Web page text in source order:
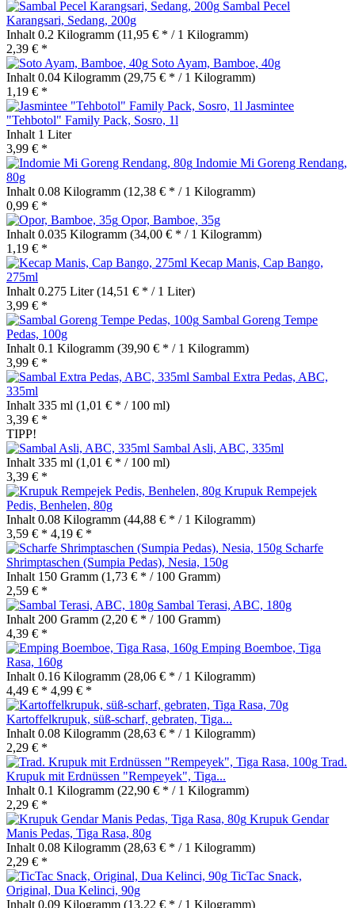
Sambal Pecel
Karangsari, Sedang, 200g
Inhalt 0.2 Kilogramm (11,95 € * / 1 Kilogramm)
2,39 € *
Soto Ayam, Bamboe, 40g
Inhalt 0.04 Kilogramm (29,75 € * / 1 Kilogramm)
1,19 € *
Jasmintee
"Tehbotol" Family Pack, Sosro, 1l
Inhalt 1 Liter
3,99 € *
Indomie Mi Goreng Rendang,
80g
Inhalt 0.08 Kilogramm (12,38 € * / 1 Kilogramm)
0,99 € *
Opor, Bamboe, 35g
Inhalt 0.035 Kilogramm (34,00 € * / 1 Kilogramm)
1,19 € *
Kecap Manis, Cap Bango,
275ml
Inhalt 0.275 Liter(14,51 € * / 1 Liter)
3,99 € *
Sambal Goreng Tempe
Pedas, 100g
Inhalt 0.1 Kilogramm (39,90 € * / 1 Kilogramm)
3,99 € *
Sambal Extra Pedas, ABC,
335ml
Inhalt 335 ml (1,01 € * / 100 ml)
3,39 € *
TIPP!
Sambal Asli, ABC, 335ml
Inhalt 335 ml (1,01 € * / 100 ml)
3,39 € *
Krupuk Rempejek
Pedis, Benhelen, 80g
Inhalt 0.08 Kilogramm (44,88 € * / 1 Kilogramm)
3,59 € * 4,19 € *
Scharfe
Shrimptaschen (Sumpia Pedas), Nesia, 150g
Inhalt 150 Gramm (1,73 € * / 100 Gramm)
2,59 € *
Sambal Terasi, ABC, 180g
Inhalt 200 Gramm (2,20 € * / 100 Gramm)
4,39 € *
Emping Boemboe, Tiga
Rasa, 160g
Inhalt 0.16 Kilogramm (28,06 € * / 1 Kilogramm)
4,49 € * 4,99 € *
Kartoffelkrupuk, süß-scharf, gebraten, Tiga...
Inhalt 0.08 Kilogramm (28,63 € * / 1 Kilogramm)
2,29 € *
Trad.
Krupuk mit Erdnüssen "Rempeyek", Tiga...
Inhalt 0.1 Kilogramm (22,90 € * / 1 Kilogramm)
2,29 € *
Krupuk Gendar
Manis Pedas, Tiga Rasa, 80g
Inhalt 0.08 Kilogramm (28,63 € * / 1 Kilogramm)
2,29 € *
TicTac Snack,
Original, Dua Kelinci, 90g
Inhalt 0.09 Kilogramm (13,22 € * / 1 Kilogramm)